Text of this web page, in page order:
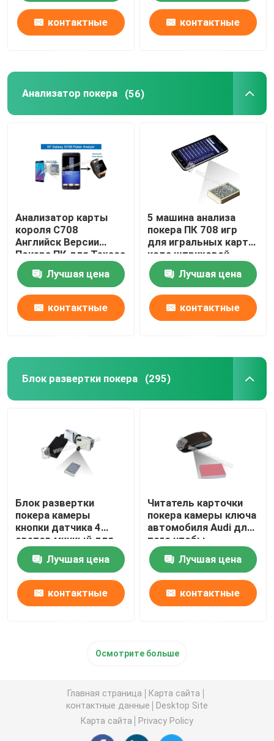
контактные контактные
Анализатор покера (56)
Анализатор карты
короля С708
Английск Версии
Покера ПК для Техаса
держит их игра/
индийская игра
Лучшая цена
контактные
5 машина анализа
покера ПК 708 игр
для игральных карт
кода штриховой
маркировки
маркированных
Лучшая цена
контактные
Блок развертки покера (295)
Блок развертки
покера камеры
кнопки датчика 4
светов миниый для
того чтобы
просмотреть коды
штриховой
маркировки играя
покер
Лучшая цена
контактные
Читатель карточки
покера камеры ключа
автомобиля Audi для
того чтобы
просмотреть
стороны кода
штриховой
маркировки
обжуливая играя
Лучшая цена
контактные
Осмотрите больше
Главная страница
Карта сайта
контактные данные
Desktop Site
Карта сайта
Privacy Policy